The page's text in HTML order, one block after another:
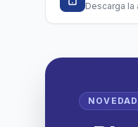
Descarga la